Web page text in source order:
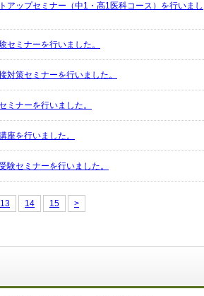
アップセミナー（中1・高1医科コース）を行いまし
セミナーを行いました。
策セミナーを行いました。
ミナーを行いました。
座を行いました。
験セミナーを行いました。
13 14 15 >